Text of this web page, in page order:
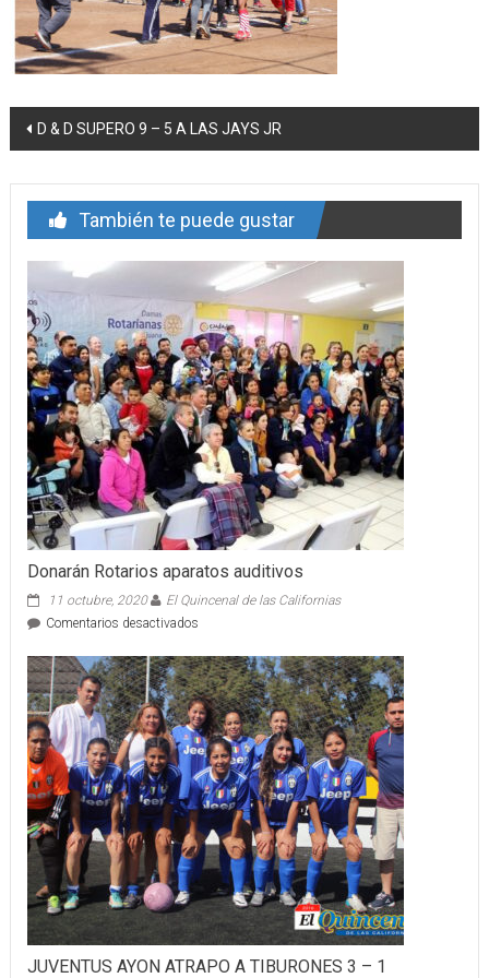
Navegación
entrada
D & D SUPERO 9 – 5 A LAS JAYS JR
También te puede gustar
Donarán Rotarios aparatos auditivos
11 octubre, 2020
El Quincenal de las Californias
Comentarios desactivadosen
Rotarios
aparatos
auditivos
JUVENTUS AYON ATRAPO A TIBURONES 3 – 1